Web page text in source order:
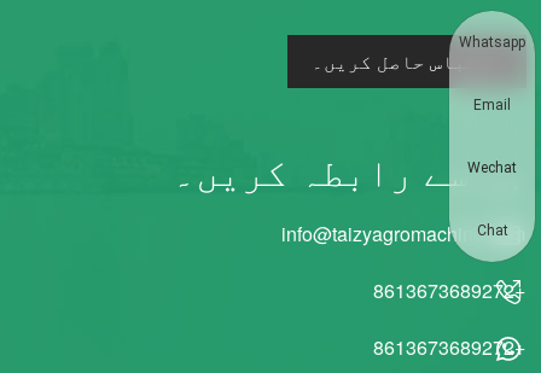
اقتباس حاصل کریں۔
ہم سے رابطہ کریں۔
info@taizyagromachine.com
+8613673689272
+8613673689272
Whatsapp
Email
Wechat
Chat